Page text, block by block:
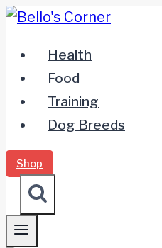
Zum
springenHealth
Food
Training
Dog Breeds
Shop